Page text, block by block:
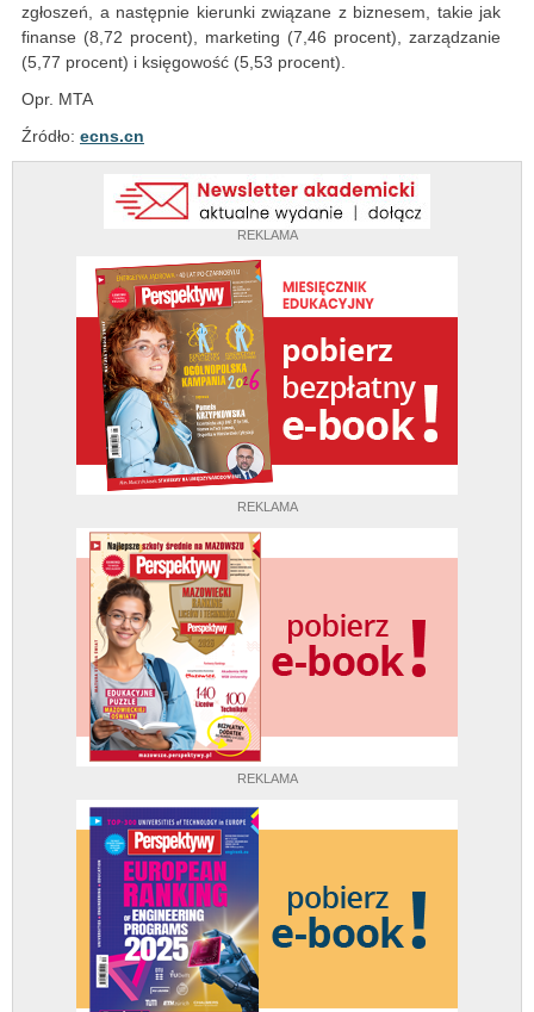
REKLAMA
REKLAMA
REKLAMA
zgłoszeń, a następnie kierunki związane z biznesem, takie jak
finanse (8,72 procent), marketing (7,46 procent), zarządzanie
(5,77 procent) i księgowość (5,53 procent).
Opr. MTA
Źródło: ecns.cn